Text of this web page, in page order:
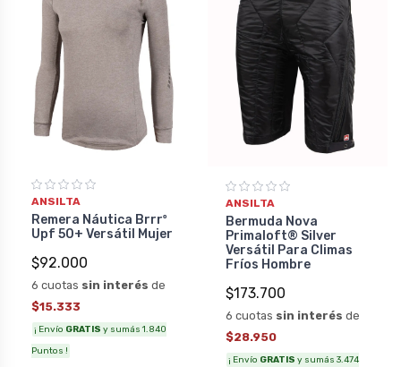
ANSILTA
Remera Náutica Brrrº
Upf 50+ Versátil Mujer
$92.000
6 cuotas sin interés de
$15.333
¡ Envío GRATIS y sumás 1.840
Puntos !
ANSILTA
Bermuda Nova
Primaloft® Silver
Versátil Para Climas
Fríos Hombre
$173.700
6 cuotas sin interés de
$28.950
¡ Envío GRATIS y sumás 3.474